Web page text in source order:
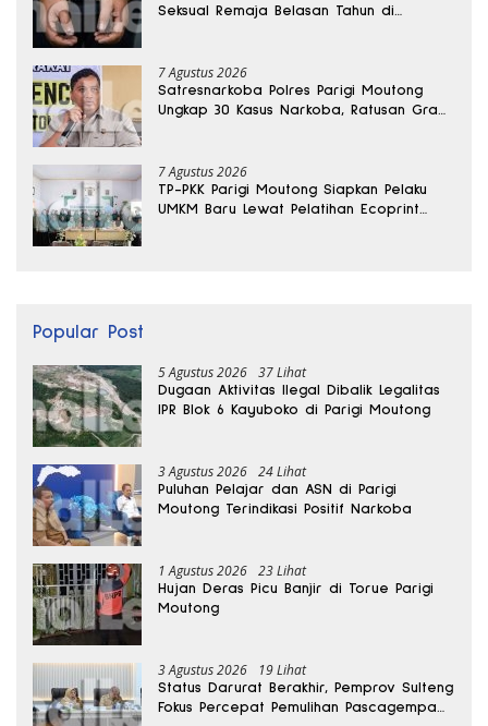
Seksual Remaja Belasan Tahun di
7 Agustus 2026
Satresnarkoba Polres Parigi Moutong
Ungkap 30 Kasus Narkoba, Ratusan Gram
7 Agustus 2026
TP-PKK Parigi Moutong Siapkan Pelaku
UMKM Baru Lewat Pelatihan Ecoprint
Popular Post
5 Agustus 2026 37 Lihat
Dugaan Aktivitas Ilegal Dibalik Legalitas
IPR Blok 6 Kayuboko di Parigi Moutong
3 Agustus 2026 24 Lihat
Puluhan Pelajar dan ASN di Parigi
Moutong Terindikasi Positif Narkoba
1 Agustus 2026 23 Lihat
Hujan Deras Picu Banjir di Torue Parigi
Moutong
3 Agustus 2026 19 Lihat
Status Darurat Berakhir, Pemprov Sulteng
Fokus Percepat Pemulihan Pascagempa